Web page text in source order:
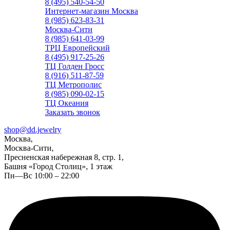
8 (495) 540-54-50
Интернет-магазин Москва
8 (985) 623-83-31
Москва-Сити
8 (985) 641-03-99
ТРЦ Европейский
8 (495) 917-25-26
ТЦ Голден Гросс
8 (916) 511-87-59
ТЦ Метрополис
8 (985) 090-02-15
ТЦ Океания
Заказать звонок
shop@dd.jewelry
Москва,
Москва-Сити,
Пресненская набережная 8, стр. 1,
Башня «Город Столиц», 1 этаж
Пн—Вс 10:00 – 22:00